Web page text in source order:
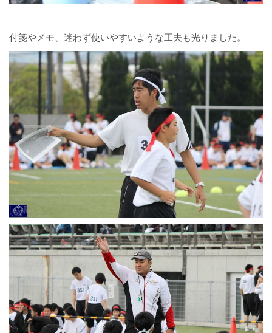
付箋やメモ、迷わず使いやすいような工夫も光りました。